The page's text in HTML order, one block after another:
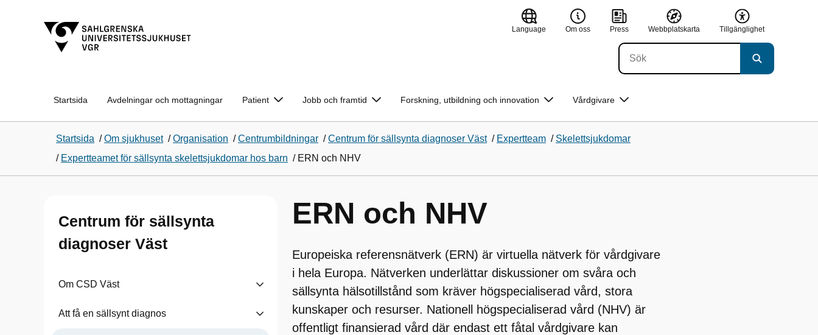
Language Om oss Press Webbplatskarta Tillgänglighet
Startsida Avdelningar och mottagningar Patient Jobb och framtid Forskning, utbildning och innovation Vårdgivare
Startsida /Om sjukhuset /Organisation /Centrumbildningar /Centrum för sällsynta diagnoser Väst / Expertteam / Skelettsjukdomar
/ Expertteamet för sällsynta skelettsjukdomar hos barn / ERN och NHV
Centrum för sällsynta
diagnoser Väst
Om CSD Väst
Att få en sällsynt diagnos
ERN och NHV
Europeiska referensnätverk (ERN) är virtuella nätverk för vårdgivare
i hela Europa. Nätverken underlättar diskussioner om svåra och
sällsynta hälsotillstånd som kräver högspecialiserad vård, stora
kunskaper och resurser. Nationell högspecialiserad vård (NHV) är
offentligt finansierad vård där endast ett fåtal vårdgivare kan